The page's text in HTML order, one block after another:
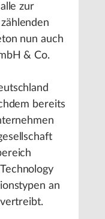
zur
nun auch
& Co.
bereits
an